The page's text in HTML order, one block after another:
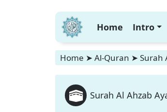
Home Intro
Home ➤ Al-Quran ➤ Surah
Surah Al Ahzab